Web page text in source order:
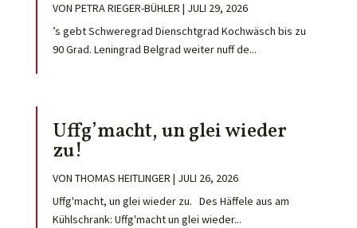
VON PETRA RIEGER-BÜHLER | JULI 29, 2026
’s gebt Schweregrad Dienschtgrad Kochwäsch bis zu
90 Grad. Leningrad Belgrad weiter nuff de...
Uffg’macht, un glei wieder
zu!
VON THOMAS HEITLINGER | JULI 26, 2026
Uffg'macht, un glei wieder zu. Des Häffele aus am
Kühlschrank: Uffg'macht un glei wieder...